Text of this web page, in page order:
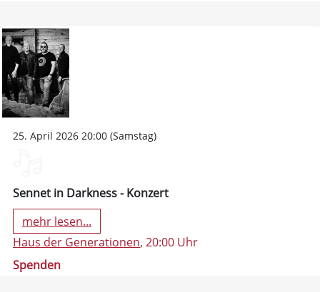
25. April 2026 20:00 (Samstag)
Sennet in Darkness - Konzert
mehr lesen...
Haus der Generationen, 20:00 Uhr
Spenden